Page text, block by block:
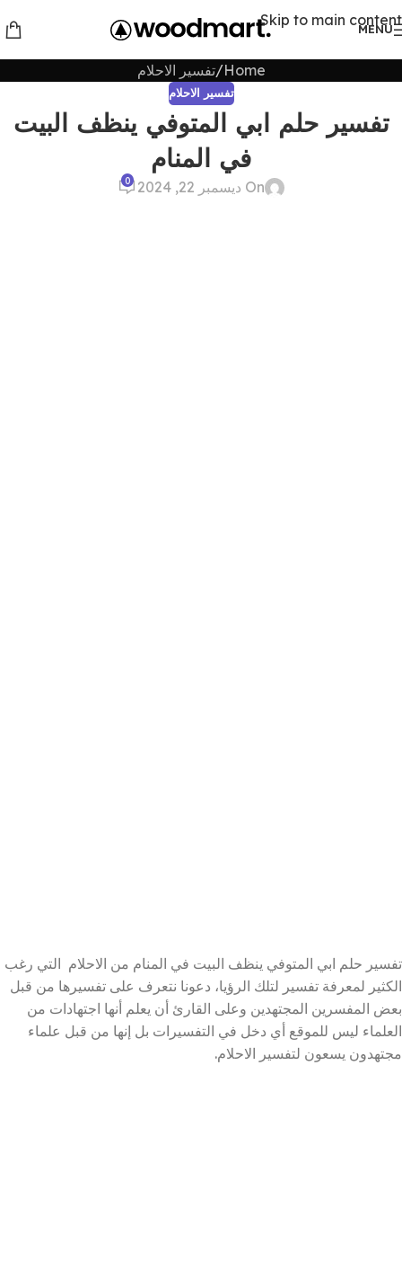
Skip to main content
MENU
Home تفسير الاحلام
تفسير الاحلام
تفسير حلم ابي المتوفي ينظف البيت
في المنام
On ديسمبر 22, 2024 0
تفسير حلم ابي المتوفي ينظف البيت في المنام من الاحلام التي رغب
الكثير لمعرفة تفسير لتلك الرؤيا، دعونا نتعرف على تفسيرها من قبل
بعض المفسرين المجتهدين وعلى القارئ أن يعلم أنها اجتهادات من
العلماء ليس للموقع أي دخل في التفسيرات بل إنها من قبل علماء
مجتهدون يسعون لتفسير الاحلام.